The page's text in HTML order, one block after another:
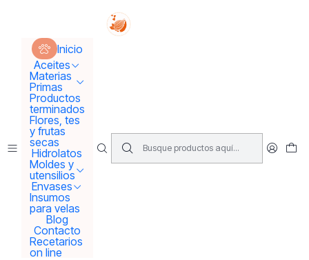
Inicio
Aceites
Materias
Primas
Productos
terminados
Flores, tes
y frutas
secas
Hidrolatos
Moldes y
utensilios
Envases
Insumos
para velas
Blog
Contacto
Recetarios
on line
Tus sueños se concretan aquí !!!
Inicio Aceites